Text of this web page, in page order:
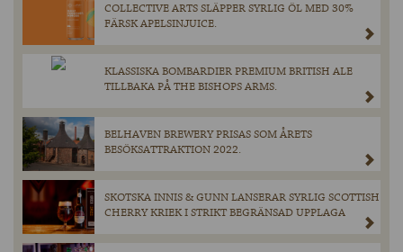
COLLECTIVE ARTS SLÄPPER SYRLIG ÖL MED 30%
FÄRSK APELSINJUICE.
KLASSISKA BOMBARDIER PREMIUM BRITISH ALE
TILLBAKA PÅ THE BISHOPS ARMS.
BELHAVEN BREWERY PRISAS SOM ÅRETS
BESÖKSATTRAKTION 2022.
SKOTSKA INNIS & GUNN LANSERAR SYRLIG SCOTTISH
CHERRY KRIEK I STRIKT BEGRÄNSAD UPPLAGA